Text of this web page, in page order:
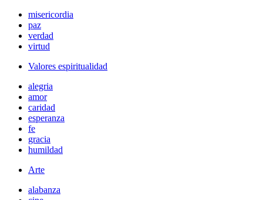
misericordia
paz
verdad
virtud
Valores espiritualidad
alegria
amor
caridad
esperanza
fe
gracia
humildad
Arte
alabanza